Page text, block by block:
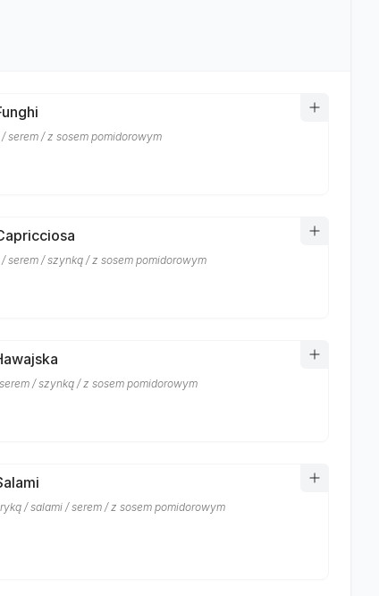
serem / z sosem pomidorowym
serem / szynką / z sosem pomidorowym
/ szynką / z sosem pomidorowym
/ salami / serem / z sosem pomidorowym